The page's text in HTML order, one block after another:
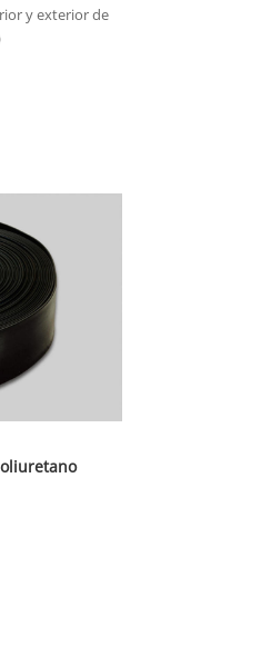
y exterior de